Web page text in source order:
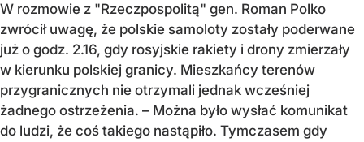
W rozmowie z "Rzeczpospolitą" gen. Roman Polko
zwrócił uwagę, że polskie samoloty zostały poderwane
już o godz. 2.16, gdy rosyjskie rakiety i drony zmierzały
w kierunku polskiej granicy. Mieszkańcy terenów
przygranicznych nie otrzymali jednak wcześniej
żadnego ostrzeżenia. – Można było wysłać komunikat
do ludzi, że coś takiego nastąpiło. Tymczasem gdy